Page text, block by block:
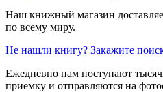
Наш книжный магазин
по всему миру.
Не нашли книгу? Закажите
Ежедневно нам поступают
приемку и отправляются на